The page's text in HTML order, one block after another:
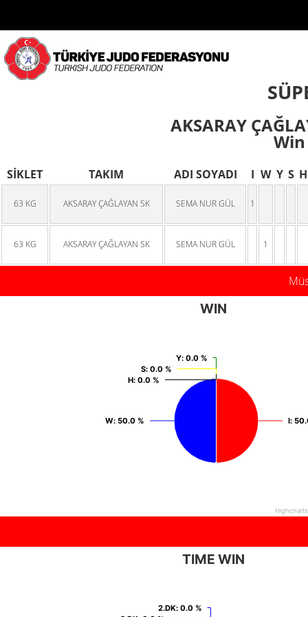
AKSARAY
SİKLET TAKIM ADI SOYADI I W Y S H
63 KG AKSARAY ÇAĞLAYAN SK SEMA NUR GÜL 1
63 KG AKSARAY ÇAĞLAYAN SK SEMA NUR GÜL 1
WIN
I:
I:
W: 50.0 %
W: 50.0 %
Y: 0.0 %
Y: 0.0 %
S: 0.0 %
S: 0.0 %
H: 0.0 %
H: 0.0 %
TIME WIN
2.DK: 0.0 %
2.DK: 0.0 %